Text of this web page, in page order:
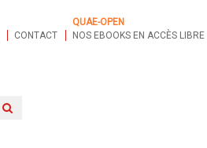
CONTACT
QUAE-OPEN
NOS EBOOKS EN ACCÈS LIBRE